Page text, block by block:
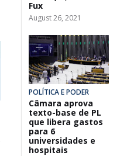
Fux
August 26, 2021
POLÍTICA E PODER
Câmara aprova
texto-base de PL
que libera gastos
para 6
universidades e
hospitais